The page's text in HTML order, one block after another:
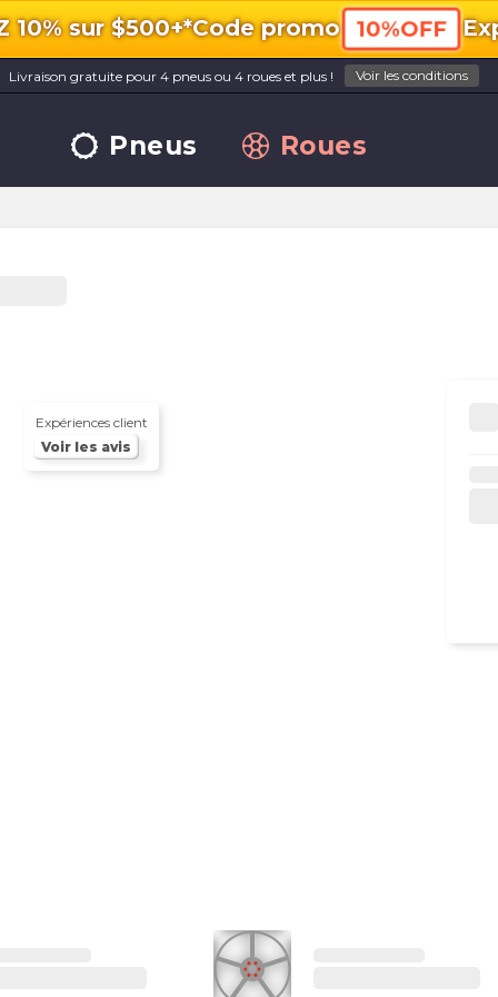
10% sur $500+*Code promo 10%OFF
Livraison gratuite pour 4 pneus ou 4 roues et plus ! Voir les conditions
Pneus Roues
Expériences client
Voir les avis